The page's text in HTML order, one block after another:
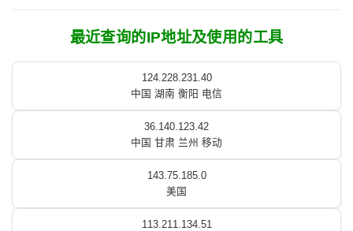
最近查询的IP地址及使用的工具
124.228.231.40
中国 湖南 衡阳 电信
36.140.123.42
中国 甘肃 兰州 移动
143.75.185.0
美国
113.211.134.51